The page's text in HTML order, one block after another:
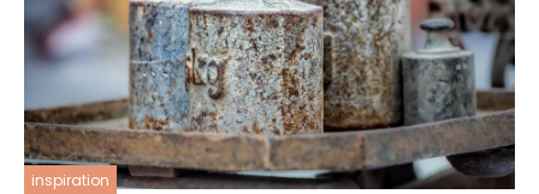
inspiration